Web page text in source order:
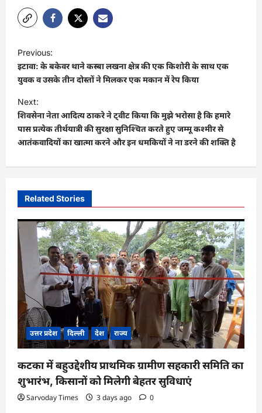
o
s
t
n
a
g
a
t
i
o
n
Previous:
इटावा: के बकेवर थाने कस्बा लखना क्षेत्र की एक किशोरी के साथ एक
युवक व उसके तीन दोस्तों ने मिलकर एक मकान में रेप किया
Next:
शिवसेना नेता आदित्य ठाकरे ने ट्वीट किया कि मुझे भरोसा है कि हमारे
पास प्रत्येक तीर्थयात्री की सुरक्षा सुनिश्चित करते हुए जम्मू कश्मीर से
आतंकवादियों का खात्मा करने और इन धमकियों ने ना डरने की शक्ति है
Related Stories
उत्तर प्रदेश दिल्ली देश राज्य
कटका में बहुउद्देशीय प्राथमिक ग्रामीण सहकारी समिति का
शुभारंभ, किसानों को मिलेगी बेहतर सुविधाएं
Sarvoday Times 3 days ago 0